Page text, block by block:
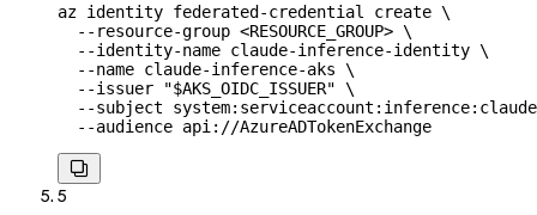
az identity federated-credential create \
  --resource-group
<RESOURCE_GROUP> \
  --identity-name
claude-inference-identity \
  --name
claude-inference-aks \
  --issuer
"$AKS_OIDC_ISSUER" \
  --subject
  --audience
api://AzureADTokenExchange

5